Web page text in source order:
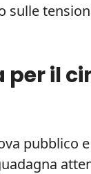
sulle
per il
pubblico